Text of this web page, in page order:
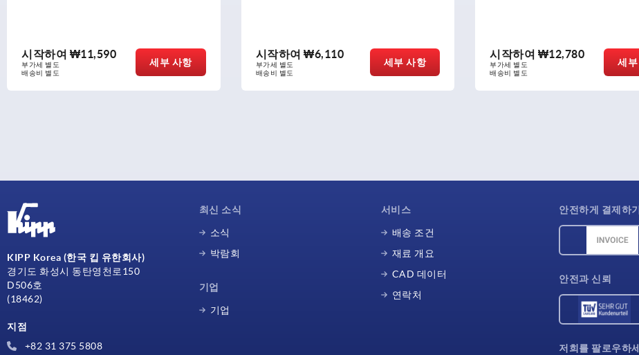
시작하여 ₩11,590
부가세 별도
배송비 별도
세부 사항
시작하여 ₩6,110
부가세 별도
배송비 별도
세부 사항
시작하여 ₩12,780
부가세 별도
배송비 별도
세
KIPP Korea (한국 킵 유한회사)
경기도 화성시 동탄영천로150
D506호
(18462)
지점
+82 31 375 5808
최신 소식
소식
박람회
기업
기업
서비스
배송 조건
재료 개요
CAD 데이터
연락처
안전하게 결제하기
안전과 신뢰
저희를 팔로우하